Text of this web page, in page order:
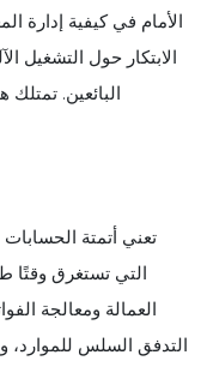
الأمام في كيفية إدارة
الابتكار حول التشغيل
البائعين.
تعني أتمتة
التي تستغرق وقتًا
العمالة ومعالجة
التدفق السلس للموارد،